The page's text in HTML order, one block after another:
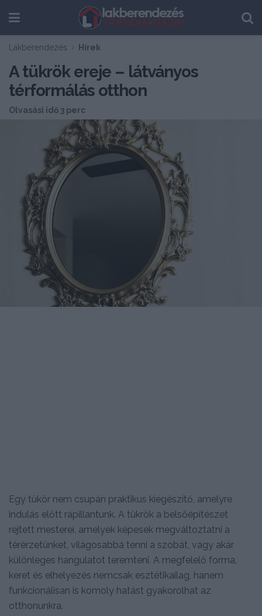
Lakberendezés Hírek
A tükrök ereje – látványos
térformálás otthon
Olvasási idő 3 perc
Egy tükör nem csupán praktikus kiegészítő, amelyre
indulás előtt rápillantunk. A tükrök a belsőépítészet
rejtett mesterei, amelyek képesek megváltoztatni a
térérzetünket, világosabbá tenni a szobát, vagy akár
különleges hangulatot teremteni. A megfelelő forma,
keret és elhelyezés nemcsak esztétikailag, hanem
funkcionálisan is komoly hatást gyakorolhat az
otthonunkra.